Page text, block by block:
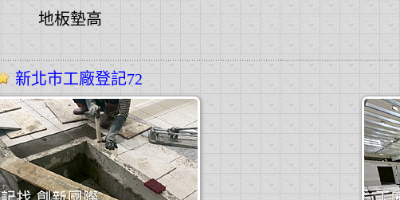
地板墊高
新北市工廠登記72